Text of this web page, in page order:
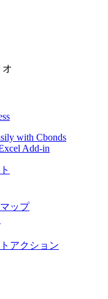
オ
with Cbonds
Add-in
ップ
アクション